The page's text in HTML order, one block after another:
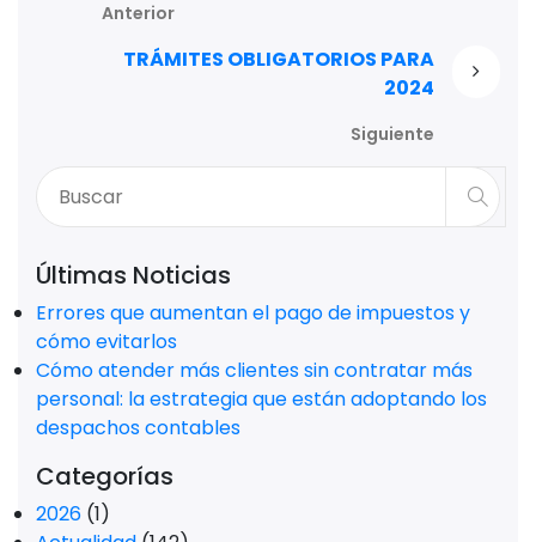
Anterior
TRÁMITES OBLIGATORIOS PARA
2024
Siguiente
Últimas Noticias
Errores que aumentan el pago de impuestos y
cómo evitarlos
Cómo atender más clientes sin contratar más
personal: la estrategia que están adoptando los
despachos contables
Categorías
2026 (1)